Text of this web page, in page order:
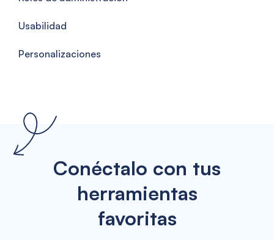
Usabilidad
Personalizaciones
Conéctalo con tus
herramientas
favoritas